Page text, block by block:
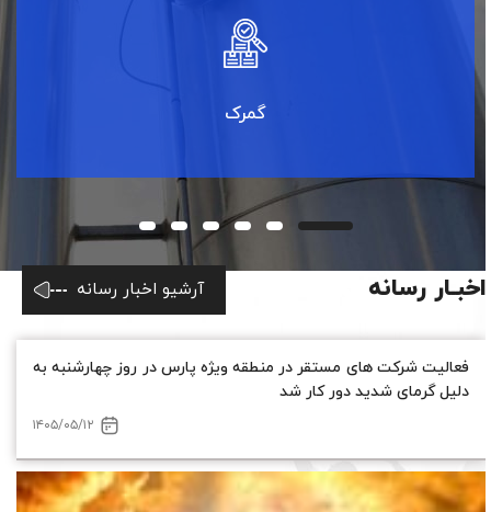
گمرک
فعالیت شرکت های مستقر در منطقه ویژه پارس در روز چهارشنبه به
۱۴۰۵/۰۵/۱۲
آرشیو اخبار رسانه